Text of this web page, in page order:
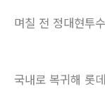
며칠 전 정대현투
국내로 복귀해 롯